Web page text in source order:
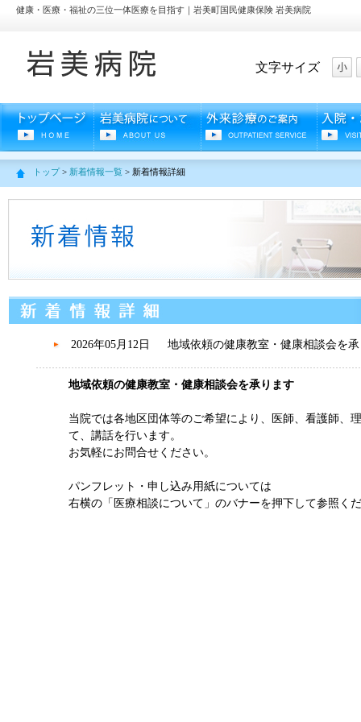
健康・医療・福祉の三位一体医療を目指す｜岩美町国民健康保険 岩美病院
文字サイズ
トップ > 新着情報一覧 > 新着情報詳細
2026年05月12日 地域依頼の健康教室・健康相談会を
地域依頼の健康教室・健康相談会を承ります
当院では各地区団体等のご希望により、医師、看護師、
て、講話を行います。
お気軽にお問合せください。
パンフレット・申し込み用紙については
右横の「医療相談について」のバナーを押下して参照く